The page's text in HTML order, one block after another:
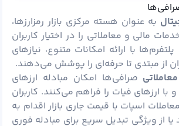
به عنوان هسته مرکزی بازار رمزارزها،
مالی و معاملاتی را در اختیار کاربران
با ارائه امکانات متنوع، نیازهای
از مبتدی تا حرفه‌ای را پوشش می‌دهند.
صرافی‌ها امکان مبادله ارزهای
با ارزهای فیات را فراهم می‌کنند. کاربران
اسپات با قیمت جاری بازار اقدام به
از ویژگی تبدیل سریع برای مبادله فوری